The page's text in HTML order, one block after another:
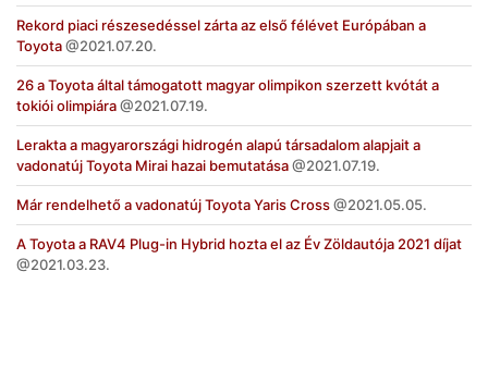
Rekord piaci részesedéssel zárta az első félévet Európában a
Toyota
2021.07.20.
26 a Toyota által támogatott magyar olimpikon szerzett kvótát a
tokiói olimpiára
2021.07.19.
Lerakta a magyarországi hidrogén alapú társadalom alapjait a
vadonatúj Toyota Mirai hazai bemutatása
2021.07.19.
Már rendelhető a vadonatúj Toyota Yaris Cross 2021.05.05.
A Toyota a RAV4 Plug-in Hybrid hozta el az Év Zöldautója 2021 díjat
2021.03.23.